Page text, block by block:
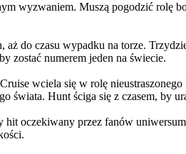
wyzwaniem. Muszą pogodzić rolę
do czasu wypadku na torze.
zostać numerem jeden na świecie.
wciela się w rolę
świata. Hunt ściga się z czasem, by
oczekiwany przez fanów